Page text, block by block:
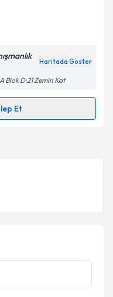
ediyorum.Haritada Göster
Blok D:21 Zemin Kat
Et
ile bilgilendireceğiz.
ilişkinAydınlatma
verilerimin belirtilen
ediyorum.